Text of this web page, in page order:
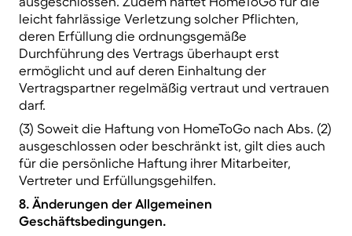
leicht fahrlässige Verletzung solcher Pflichten,
deren Erfüllung die ordnungsgemäße
Durchführung des Vertrags überhaupt erst
ermöglicht und auf deren Einhaltung der
Vertragspartner regelmäßig vertraut und vertrauen
darf.
(3) Soweit die Haftung von HomeToGo nach Abs. (2)
ausgeschlossen oder beschränkt ist, gilt dies auch
für die persönliche Haftung ihrer Mitarbeiter,
Vertreter und Erfüllungsgehilfen.
8. Änderungen der Allgemeinen
Geschäftsbedingungen.